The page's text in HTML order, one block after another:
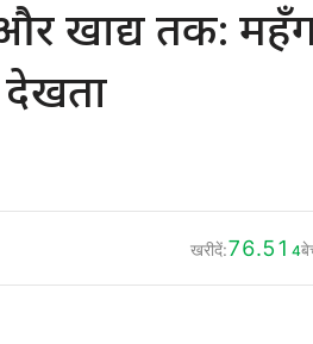
खाद्य तक:
खरीदें:76.51 4